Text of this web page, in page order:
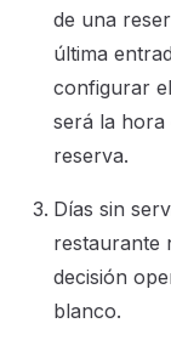
de una
última
configurar
será la hora
reserva.
Días sin
restaurante
decisión
blanco.